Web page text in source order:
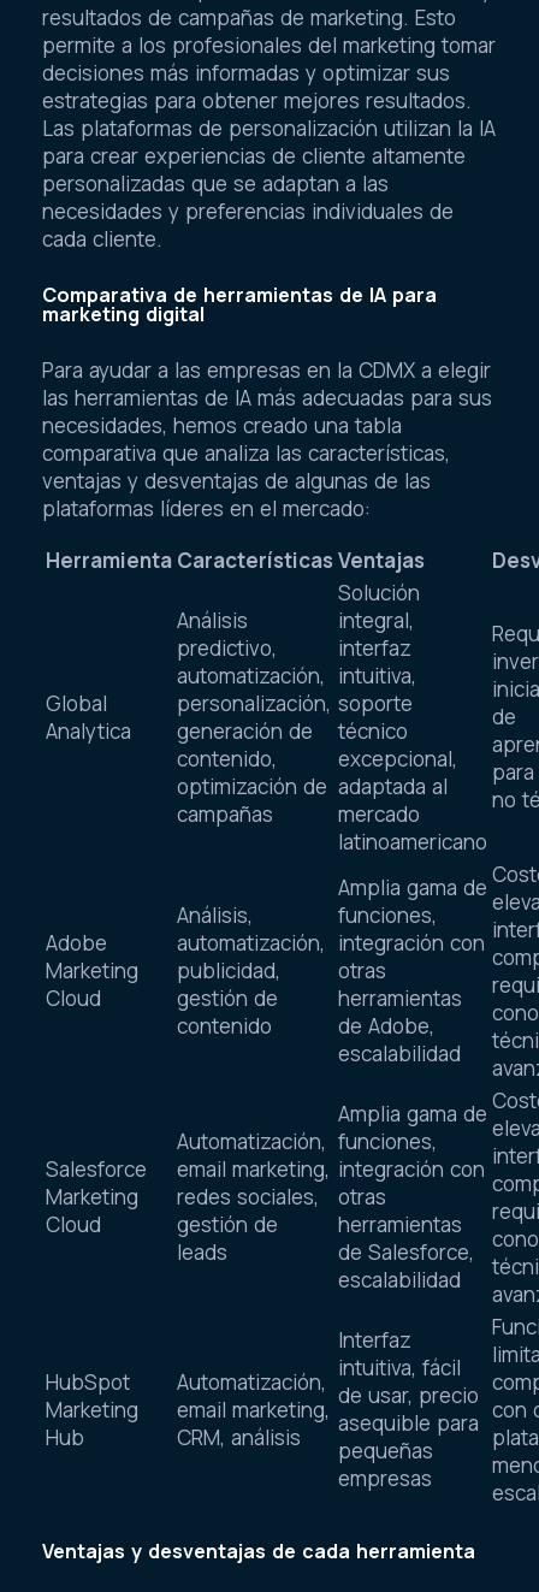
resultados de campañas de marketing. Esto
permite a los profesionales del marketing tomar
decisiones más informadas y optimizar sus
estrategias para obtener mejores resultados.
Las plataformas de personalización utilizan la IA
para crear experiencias de cliente altamente
personalizadas que se adaptan a las
necesidades y preferencias individuales de
cada cliente.
Comparativa de herramientas de IA para
marketing digital
Para ayudar a las empresas en la CDMX a elegir
las herramientas de IA más adecuadas para sus
necesidades, hemos creado una tabla
comparativa que analiza las características,
ventajas y desventajas de algunas de las
plataformas líderes en el mercado:
Herramienta Características Ventajas
Global
Analytica
Análisis
predictivo,
automatización,
personalización,
generación de
contenido,
optimización de
campañas
Solución
integral,
interfaz
intuitiva,
soporte
técnico
excepcional,
adaptada al
mercado
latinoamericano
de
no
Adobe
Marketing
Cloud
Análisis,
automatización,
publicidad,
gestión de
contenido
Amplia gama de
funciones,
integración con
otras
herramientas
de Adobe,
escalabilidad
Salesforce
Marketing
Cloud
Automatización,
email marketing,
redes sociales,
gestión de
leads
Amplia gama de
funciones,
integración con
otras
herramientas
de Salesforce,
escalabilidad
HubSpot
Marketing
Hub
Automatización,
email marketing,
CRM, análisis
Interfaz
intuitiva, fácil
de usar, precio
asequible para
pequeñas
empresas
con
Ventajas y desventajas de cada herramienta